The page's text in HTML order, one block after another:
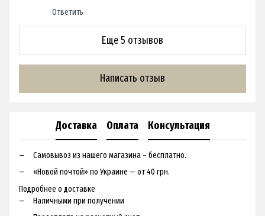
Ответить
Еще 5 отзывов
Написать отзыв
Доставка Оплата Консультация
Самовывоз из нашего магазина – бесплатно.
«Новой почтой» по Украине — от 40 грн.
Подробнее о доставке
Наличными при получении